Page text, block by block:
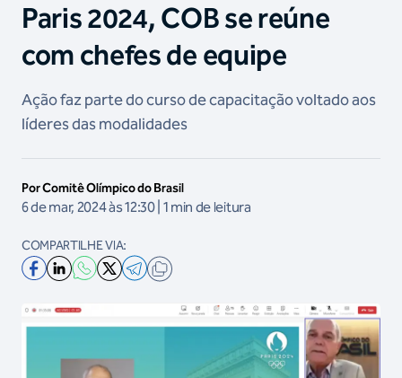
Paris 2024, COB se reúne
com chefes de equipe
Ação faz parte do curso de capacitação voltado aos
líderes das modalidades
Por Comitê Olímpico do Brasil
6 de mar, 2024 às 12:30 | 1 min de leitura
COMPARTILHE VIA: